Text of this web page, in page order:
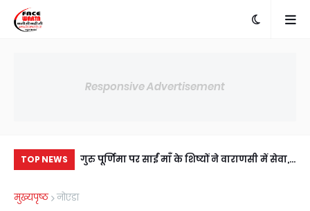
Responsive Advertisement
TOP NEWS
में अंसल गोल्फ
गुरु पूर्णिमा पर साईं माँ के शिष्यों ने वाराणसी में सेवा,
मुख्यपृष्ठ
नोएडा